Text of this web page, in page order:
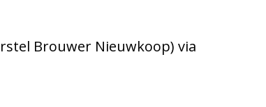
Brouwer Nieuwkoop) via